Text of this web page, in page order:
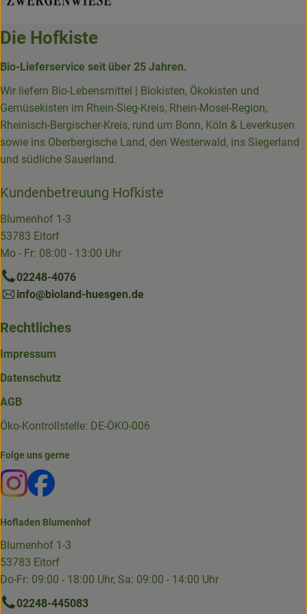
Die Hofkiste
Bio-Lieferservice seit über 25 Jahren.
Wir liefern Bio-Lebensmittel | Biokisten, Ökokisten und
Gemüsekisten im Rhein-Sieg-Kreis, Rhein-Mosel-Region,
Rheinisch-Bergischer-Kreis, rund um Bonn, Köln & Leverkusen
sowie ins Oberbergische Land, den Westerwald, ins Siegerland
und südliche Sauerland.
Kundenbetreuung Hofkiste
Blumenhof 1-3
53783 Eitorf
Mo - Fr: 08:00 - 13:00 Uhr
02248-4076
info@bioland-huesgen.de
Rechtliches
Impressum
Datenschutz
AGB
Öko-Kontrollstelle: DE-ÖKO-006
Folge uns gerne
Externer Link zu https://www.instagram.com/die.hofkiste/
Externer Link zu https://www.facebook.com/p/Die-
Hofladen Blumenhof
Blumenhof 1-3
53783 Eitorf
Do-Fr: 09:00 - 18:00 Uhr, Sa: 09:00 - 14:00 Uhr
02248-445083